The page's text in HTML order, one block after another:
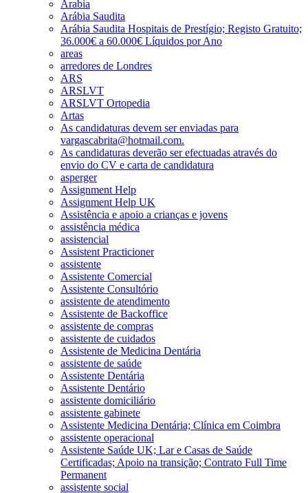
Arabia
Arábia Saudita
Arábia Saudita Hospitais de Prestígio; Registo Gratuito;
36.000€ a 60.000€ Líquidos por Ano
areas
arredores de Londres
ARS
ARSLVT
ARSLVT Ortopedia
Artas
As candidaturas devem ser enviadas para
vargascabrita@hotmail.com.
As candidaturas deverão ser efectuadas através do
envio do CV e carta de candidatura
asperger
Assignment Help
Assignment Help UK
Assistência e apoio a crianças e jovens
assistência médica
assistencial
Assistent Practicioner
assistente
Assistente Comercial
Assistente Consultório
assistente de atendimento
Assistente de Backoffice
assistente de compras
assistente de cuidados
Assistente de Medicina Dentária
assistente de saúde
Assistente Dentária
Assistente Dentário
assistente domiciliário
assistente gabinete
Assistente Medicina Dentária; Clínica em Coimbra
assistente operacional
Assistente Saúde UK; Lar e Casas de Saúde
Certificadas; Apoio na transição; Contrato Full Time
Permanent
assistente social